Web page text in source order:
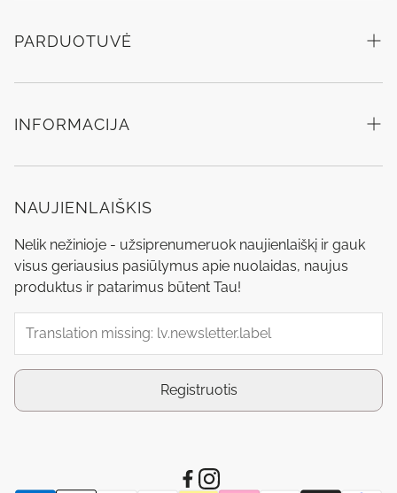
PARDUOTUVĖ
Populiariausi
evo
Dovanų kuponas
Blogas
INFORMACIJA
Pirkšanas noteikumi
Piegāde
Preču atgriešana
Pieprasīt atgriešanu
Privātuma politika
Lojalitātes programma
Meklēšana
Autorizētie partneri
NAUJIENLAIŠKIS
Nelik nežinioje - užsiprenumeruok naujienlaiškį ir gauk
visus geriausius pasiūlymus apie nuolaidas, naujus
produktus ir patarimus būtent Tau!
Registruotis